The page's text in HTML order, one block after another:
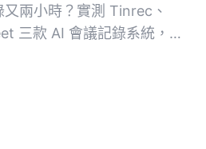
兩小時？實測 Tinrec、
三款 AI 會議記錄系統，從